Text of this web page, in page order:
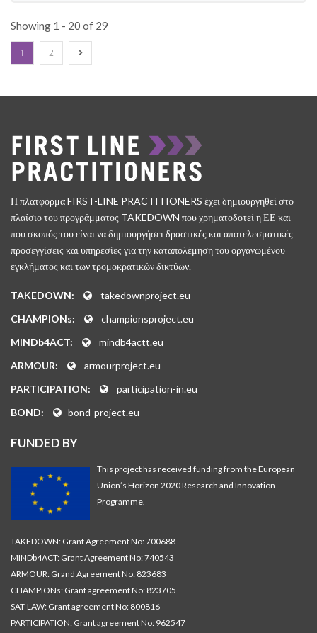
Showing 1 - 20 of 29
1 2
Η πλατφόρμα FIRST-LINE PRACTITIONERS έχει δημιουργηθεί στο
πλαίσιο του προγράμματος TAKEDOWN που χρηματοδοτεί η ΕΕ και
που σκοπός του είναι να δημιουργήσει δραστικές και αποτελεσματικές
προσεγγίσεις και υπηρεσίες για την καταπολέμηση του οργανωμένου
εγκλήματος και των τρομοκρατικών δικτύων.
TAKEDOWN:
takedownproject.eu
CHAMPIONs:
championsproject.eu
MINDb4ACT:
mindb4actt.eu
ARMOUR:
armourproject.eu
PARTICIPATION:
participation-in.eu
BOND:
bond-project.eu
FUNDED BY
This project has received funding from the European
Union’s Horizon 2020 Research and Innovation
Programme.
TAKEDOWN: Grant Agreement No: 700688
MINDb4ACT: Grant Agreement No: 740543
ARMOUR: Grand Agreement No: 823683
CHAMPIONs: Grant agreement No: 823705
SAT-LAW: Grant agreement No: 800816
PARTICIPATION: Grant agreement No: 962547